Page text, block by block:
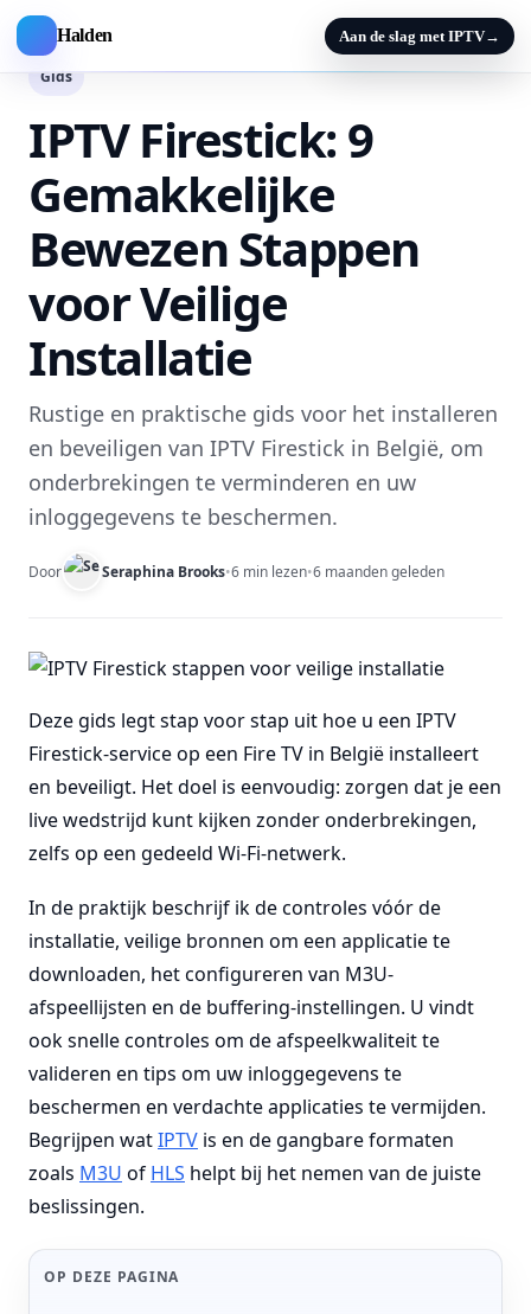
Halden Aan de slag met IPTV→
Gids
IPTV Firestick: 9
Gemakkelijke
Bewezen Stappen
voor Veilige
Installatie
Rustige en praktische gids voor het installeren
en beveiligen van IPTV Firestick in België, om
onderbrekingen te verminderen en uw
inloggegevens te beschermen.
Door Seraphina Brooks•6 min lezen•6 maanden geleden
Deze gids legt stap voor stap uit hoe u een IPTV
Firestick-service op een Fire TV in België installeert
en beveiligt. Het doel is eenvoudig: zorgen dat je een
live wedstrijd kunt kijken zonder onderbrekingen,
zelfs op een gedeeld Wi-Fi-netwerk.
In de praktijk beschrijf ik de controles vóór de
installatie, veilige bronnen om een applicatie te
downloaden, het configureren van M3U-
afspeellijsten en de buffering-instellingen. U vindt
ook snelle controles om de afspeelkwaliteit te
valideren en tips om uw inloggegevens te
beschermen en verdachte applicaties te vermijden.
Begrijpen watIPTV is en de gangbare formaten
zoals M3U of HLS helpt bij het nemen van de juiste
beslissingen.
OP DEZE PAGINA